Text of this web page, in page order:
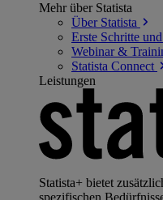
Mehr über Statista
Über Statista
Erste Schritte und
Webinar &
Statista Connect
Leistungen
Statista+ bietet
spezifischen